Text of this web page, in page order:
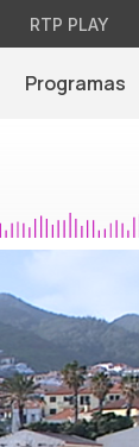
RTP PLAY
Programas